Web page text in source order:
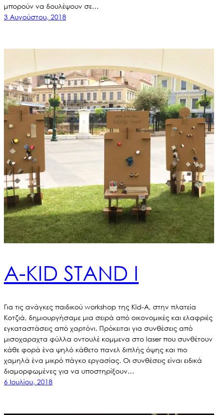
μπορούν να δουλέψουν σε…
3 Αυγούστου, 2018
Α-KID STAND I
Για τις ανάγκες παιδικού workshop της Kid-A, στην πλατεία
Κοτζιά, δημιουργήσαμε μια σειρά από οικονομικές και ελαφριές
εγκαταστάσεις από χαρτόνι. Πρόκειται για συνθέσεις από
μισοχαραχτα φύλλα οντουλέ κομμενα στο laser που συνθέτουν
κάθε φορά ένα ψηλό κάθετο πανελ διπλής όψης και πιο
χαμηλά ένα μικρό πάγκο εργασίας. Οι συνθέσεις είναι ειδικά
διαμορφωμένες για να υποστηρίξουν…
6 Ιουλίου, 2018